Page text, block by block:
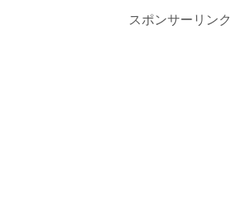
スポンサーリンク